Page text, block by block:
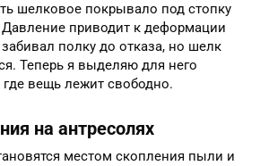
шелковое покрывало под стопку
приводит к деформации
полку до отказа, но шелк
Теперь я выделяю для него
вещь лежит свободно.
на антресолях
местом скопления пыли и